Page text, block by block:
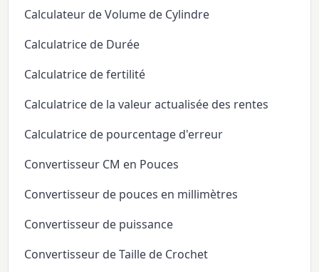
Calculateur de Volume de Cylindre
Calculatrice de Durée
Calculatrice de fertilité
Calculatrice de la valeur actualisée des rentes
Calculatrice de pourcentage d'erreur
Convertisseur CM en Pouces
Convertisseur de pouces en millimètres
Convertisseur de puissance
Convertisseur de Taille de Crochet